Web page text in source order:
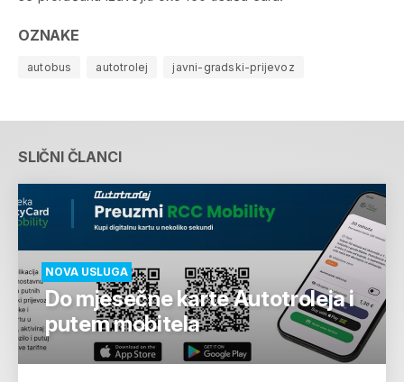
OZNAKE
autobus autotrolej javni-gradski-prijevoz
SLIČNI ČLANCI
NOVA USLUGA
Do mjesečne karte Autotroleja i
putem mobitela